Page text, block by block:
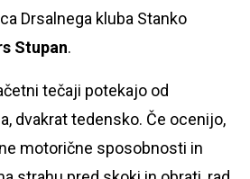
Drsalnega kluba Stanko
Stupan.
tečaji potekajo od
dvakrat tedensko. Če ocenijo,
motorične sposobnosti in